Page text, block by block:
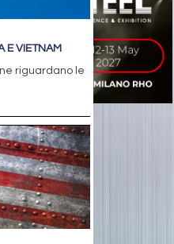
E VIETNAM
riguardano le